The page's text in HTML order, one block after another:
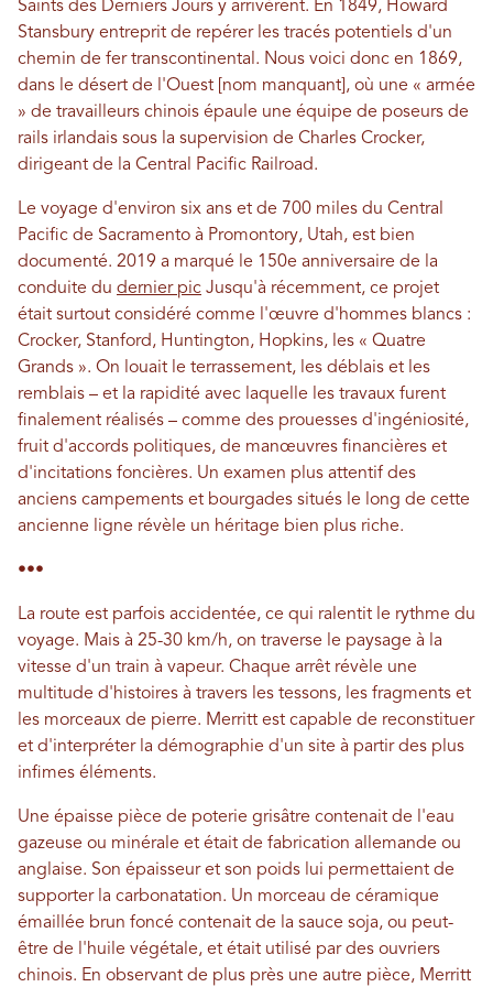
Saints des Derniers Jours y arrivèrent. En 1849, Howard
Stansbury entreprit de repérer les tracés potentiels d'un
chemin de fer transcontinental. Nous voici donc en 1869,
dans le désert de l'Ouest [nom manquant], où une « armée
» de travailleurs chinois épaule une équipe de poseurs de
rails irlandais sous la supervision de Charles Crocker,
dirigeant de la Central Pacific Railroad.
Le voyage d'environ six ans et de 700 miles du Central
Pacific de Sacramento à Promontory, Utah, est bien
documenté. 2019 a marqué le 150e anniversaire de la
conduite du dernier pic Jusqu'à récemment, ce projet
était surtout considéré comme l'œuvre d'hommes blancs :
Crocker, Stanford, Huntington, Hopkins, les « Quatre
Grands ». On louait le terrassement, les déblais et les
remblais – et la rapidité avec laquelle les travaux furent
finalement réalisés – comme des prouesses d'ingéniosité,
fruit d'accords politiques, de manœuvres financières et
d'incitations foncières. Un examen plus attentif des
anciens campements et bourgades situés le long de cette
ancienne ligne révèle un héritage bien plus riche.
•••
La route est parfois accidentée, ce qui ralentit le rythme du
voyage. Mais à 25-30 km/h, on traverse le paysage à la
vitesse d'un train à vapeur. Chaque arrêt révèle une
multitude d'histoires à travers les tessons, les fragments et
les morceaux de pierre. Merritt est capable de reconstituer
et d'interpréter la démographie d'un site à partir des plus
infimes éléments.
Une épaisse pièce de poterie grisâtre contenait de l'eau
gazeuse ou minérale et était de fabrication allemande ou
anglaise. Son épaisseur et son poids lui permettaient de
supporter la carbonatation. Un morceau de céramique
émaillée brun foncé contenait de la sauce soja, ou peut-
être de l'huile végétale, et était utilisé par des ouvriers
chinois. En observant de plus près une autre pièce, Merritt